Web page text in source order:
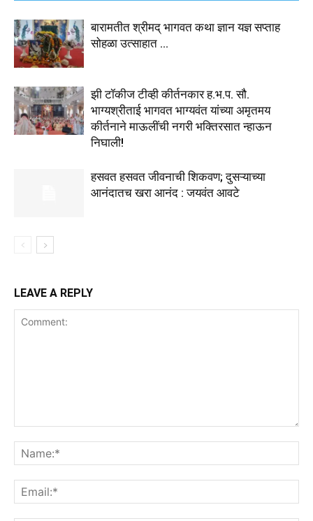
बारामतीत श्रीमद् भागवत कथा ज्ञान यज्ञ सप्ताह
सोहळा उत्साहात …
झी टॉकीज टीव्ही कीर्तनकार ह.भ.प. सौ.
भाग्यश्रीताई भागवत भाग्यवंत यांच्या अमृतमय
कीर्तनाने माऊलींची नगरी भक्तिरसात न्हाऊन
निघाली!
हसवत हसवत जीवनाची शिकवण; दुसऱ्याच्या
आनंदातच खरा आनंद : जयवंत आवटे
LEAVE A REPLY